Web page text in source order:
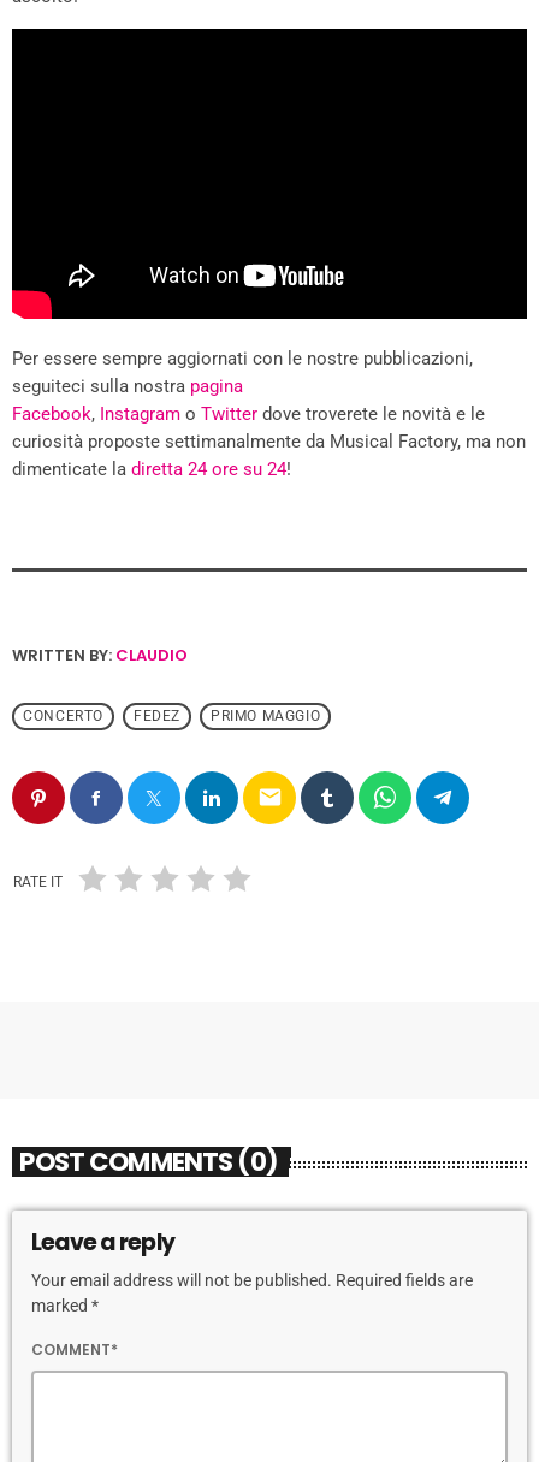
Per essere sempre aggiornati con le nostre pubblicazioni,
seguiteci sulla nostra pagina
Facebook, Instagram o Twitter dove troverete le novità e le
curiosità proposte settimanalmente da Musical Factory, ma non
dimenticate la diretta 24 ore su 24!
WRITTEN BY: CLAUDIO
CONCERTO FEDEZ PRIMO MAGGIO
email
RATE IT
POST COMMENTS (0)
Leave a reply
Your email address will not be published. Required fields are
marked *
COMMENT*